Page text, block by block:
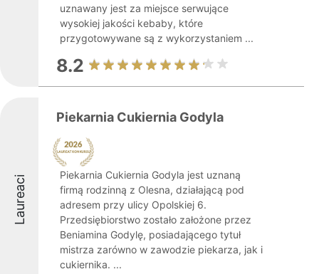
uznawany jest za miejsce serwujące
wysokiej jakości kebaby, które
przygotowywane są z wykorzystaniem ...
8.2
Laureaci
Piekarnia Cukiernia Godyla
Piekarnia Cukiernia Godyla jest uznaną
firmą rodzinną z Olesna, działającą pod
adresem przy ulicy Opolskiej 6.
Przedsiębiorstwo zostało założone przez
Beniamina Godylę, posiadającego tytuł
mistrza zarówno w zawodzie piekarza, jak i
cukiernika. ...